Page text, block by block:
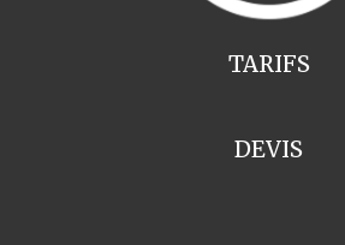
TARIFS
DEVIS